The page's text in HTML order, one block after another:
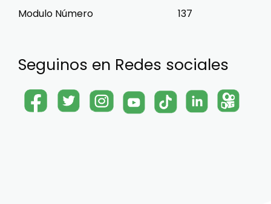
Modulo Número
137
Seguinos en Redes sociales